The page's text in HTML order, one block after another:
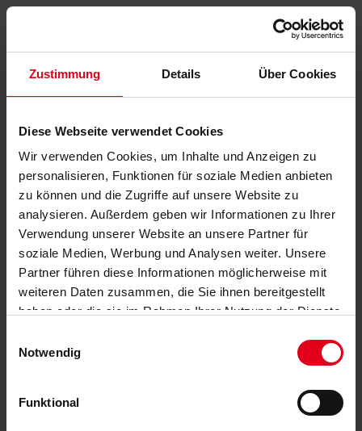
Zustimmung Details Über Cookies
Diese Webseite verwendet Cookies
Wir verwenden Cookies, um Inhalte und Anzeigen zu
personalisieren, Funktionen für soziale Medien anbieten
zu können und die Zugriffe auf unsere Website zu
analysieren. Außerdem geben wir Informationen zu Ihrer
Verwendung unserer Website an unsere Partner für
soziale Medien, Werbung und Analysen weiter. Unsere
Partner führen diese Informationen möglicherweise mit
weiteren Daten zusammen, die Sie ihnen bereitgestellt
haben oder die sie im Rahmen Ihrer Nutzung der Dienste
Notwendig
Funktional